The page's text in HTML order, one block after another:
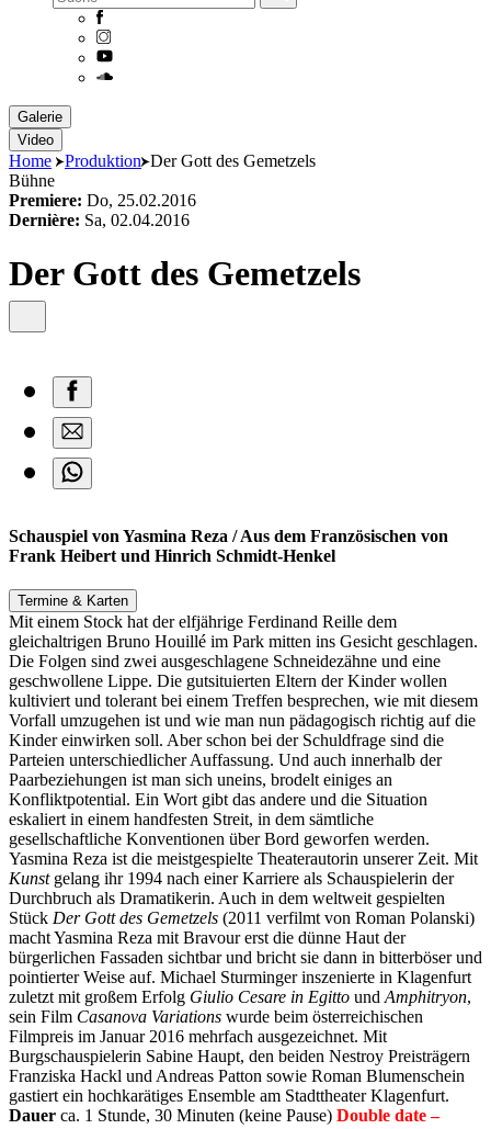
Skip
to
content
Galerie
Video
Home Produktion Der Gott des Gemetzels
Bühne
Premiere: Do, 25.02.2016
Dernière: Sa, 02.04.2016
Der Gott des Gemetzels
Schauspiel von Yasmina Reza / Aus dem Französischen von
Frank Heibert und Hinrich Schmidt-Henkel
Termine & Karten
Mit einem Stock hat der elfjährige Ferdinand Reille dem
gleichaltrigen Bruno Houillé im Park mitten ins Gesicht geschlagen.
Die Folgen sind zwei ausgeschlagene Schneidezähne und eine
geschwollene Lippe. Die gutsituierten Eltern der Kinder wollen
kultiviert und tolerant bei einem Treffen besprechen, wie mit diesem
Vorfall umzugehen ist und wie man nun pädagogisch richtig auf die
Kinder einwirken soll. Aber schon bei der Schuldfrage sind die
Parteien unterschiedlicher Auffassung. Und auch innerhalb der
Paarbeziehungen ist man sich uneins, brodelt einiges an
Konfliktpotential. Ein Wort gibt das andere und die Situation
eskaliert in einem handfesten Streit, in dem sämtliche
gesellschaftliche Konventionen über Bord geworfen werden.
Yasmina Reza ist die meistgespielte Theaterautorin unserer Zeit. Mit
Kunstgelang ihr 1994 nach einer Karriere als Schauspielerin der
Durchbruch als Dramatikerin. Auch in dem weltweit gespielten
Stück Der Gott des Gemetzels (2011 verfilmt von Roman Polanski)
macht Yasmina Reza mit Bravour erst die dünne Haut der
bürgerlichen Fassaden sichtbar und bricht sie dann in bitterböser und
pointierter Weise auf. Michael Sturminger inszenierte in Klagenfurt
zuletzt mit großem Erfolg Giulio Cesare in Egitto und Amphitryon,
sein Film Casanova Variations wurde beim österreichischen
Filmpreis im Januar 2016 mehrfach ausgezeichnet. Mit
Burgschauspielerin Sabine Haupt, den beiden Nestroy Preisträgern
Franziska Hackl und Andreas Patton sowie Roman Blumenschein
gastiert ein hochkarätiges Ensemble am Stadttheater Klagenfurt.
Dauer ca. 1 Stunde, 30 Minuten (keine Pause) Double date –